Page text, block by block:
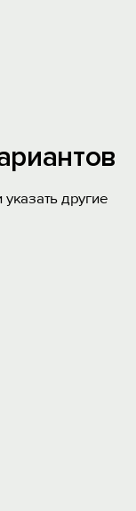
другие